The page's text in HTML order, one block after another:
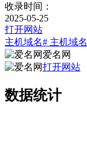
收录时间：
2025-05-25
打开网站
主机域名# 主机域名
爱名网
打开网站
数据统计